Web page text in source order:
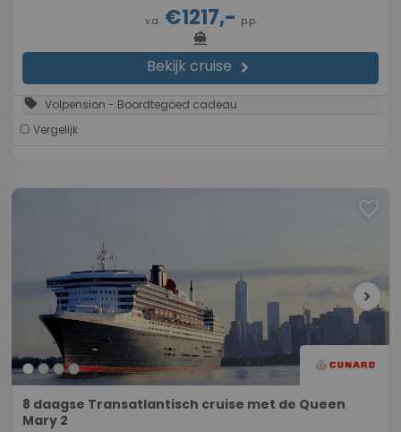
v.a.€1217,- p.p.
directions_boat
Bekijk cruise chevron_right
sell Volpension - Boordtegoed cadeau
Vergelijk
favorite
chevron_right
8 daagse Transatlantisch cruise met de Queen
Mary 2